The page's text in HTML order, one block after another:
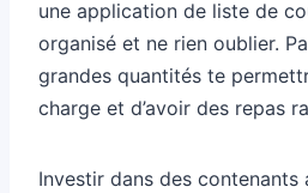
une application de liste de
organisé et ne rien oublier.
grandes quantités te
charge et d’avoir des repas
Investir dans des contenants